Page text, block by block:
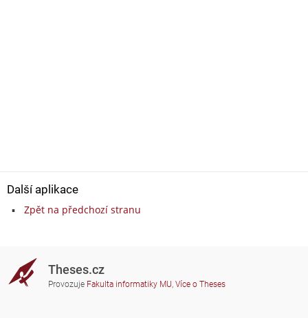
Další aplikace
Zpět na předchozí stranu
Theses.cz
Provozuje Fakulta informatiky MU, Více o Theses